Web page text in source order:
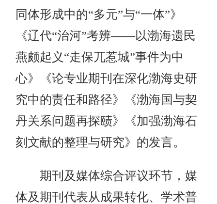
同体形成中的“多元”与“一体”》
《辽代“治河”考辨——以渤海遗民
燕颇起义“走保兀惹城”事件为中
心》《论专业期刊在深化渤海史研
究中的责任和路径》《渤海国与契
丹关系问题再探赜》《加强渤海石
刻文献的整理与研究》的发言。
期刊及媒体综合评议环节，媒
体及期刊代表从成果转化、学术普